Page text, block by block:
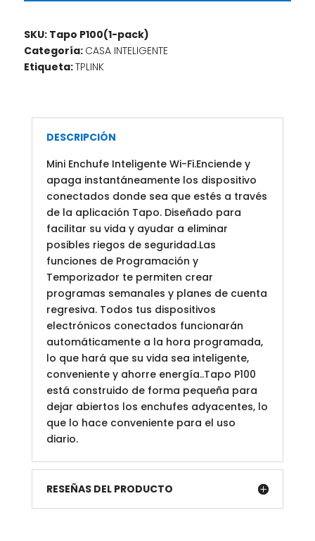
SKU: Tapo P100(1-pack)
Categoría: CASA INTELIGENTE
Etiqueta:TPLINK
DESCRIPCIÓN
Mini Enchufe Inteligente Wi-Fi.Enciende y
apaga instantáneamente los dispositivo
conectados donde sea que estés a través
de la aplicación Tapo. Diseñado para
facilitar su vida y ayudar a eliminar
posibles riegos de seguridad.Las
funciones de Programación y
Temporizador te permiten crear
programas semanales y planes de cuenta
regresiva. Todos tus dispositivos
electrónicos conectados funcionarán
automáticamente a la hora programada,
lo que hará que su vida sea inteligente,
conveniente y ahorre energía..Tapo P100
está construido de forma pequeña para
dejar abiertos los enchufes adyacentes, lo
que lo hace conveniente para el uso
diario.
RESEÑAS DEL PRODUCTO